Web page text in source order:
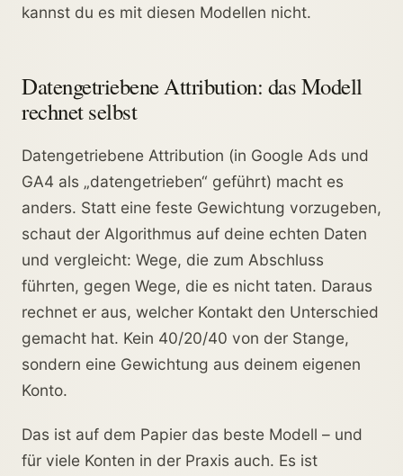
kannst du es mit diesen Modellen nicht.
Datengetriebene Attribution: das Modell
rechnet selbst
Datengetriebene Attribution (in Google Ads und
GA4 als „datengetrieben“ geführt) macht es
anders. Statt eine feste Gewichtung vorzugeben,
schaut der Algorithmus auf deine echten Daten
und vergleicht: Wege, die zum Abschluss
führten, gegen Wege, die es nicht taten. Daraus
rechnet er aus, welcher Kontakt den Unterschied
gemacht hat. Kein 40/20/40 von der Stange,
sondern eine Gewichtung aus deinem eigenen
Konto.
Das ist auf dem Papier das beste Modell – und
für viele Konten in der Praxis auch. Es ist